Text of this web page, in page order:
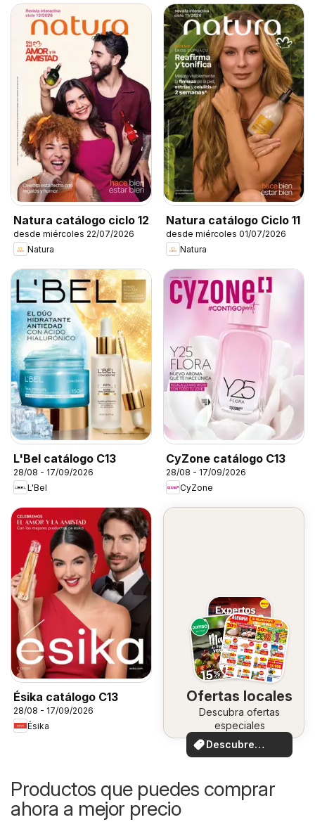
Natura catálogo ciclo 12
desde miércoles 22/07/2026
Natura
Natura catálogo Ciclo 11
desde miércoles 01/07/2026
Natura
L'Bel catálogo C13
28/08 - 17/09/2026
L'Bel
CyZone catálogo C13
28/08 - 17/09/2026
CyZone
Ésika catálogo C13
28/08 - 17/09/2026
Ésika
Ofertas locales
Descubra ofertas
especiales
Descubre
ofertas
Productos que puedes comprar
ahora a mejor precio